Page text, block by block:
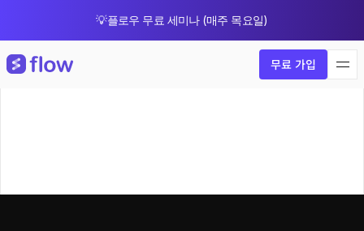
💡플로우 무료 세미나 (매주 목요일)
무료 가입